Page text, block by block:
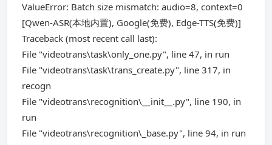
ValueError: Batch size mismatch: audio=8, context=0
[Qwen-ASR(本地内置), Google(免费), Edge-TTS(免费)]
Traceback (most recent call last):
File "videotrans\task\only_one.py", line 47, in run
File "videotrans\task\trans_create.py", line 317, in
recogn
File "videotrans\recognition\__init__.py", line 190, in
run
File "videotrans\recognition\_base.py", line 94, in run